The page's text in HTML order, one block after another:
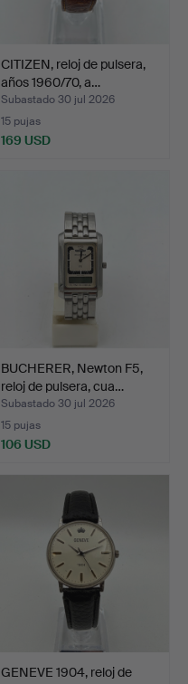
CITIZEN, reloj de pulsera,
años 1960/70, a…
Subastado 30 jul 2026
15 pujas
169 USD
BUCHERER, Newton F5,
reloj de pulsera, cua…
Subastado 30 jul 2026
15 pujas
106 USD
GENEVE 1904, reloj de